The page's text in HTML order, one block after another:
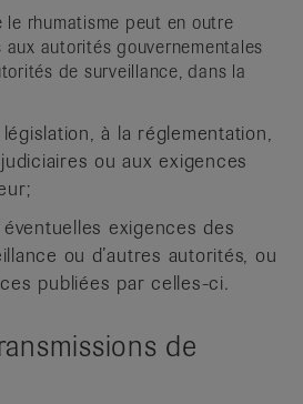
le rhumatisme peut en outre
autorités gouvernementales
de surveillance, dans la
à la réglementation,
ou aux exigences
exigences des
ou d’autres autorités, ou
publiées par celles-ci.
de